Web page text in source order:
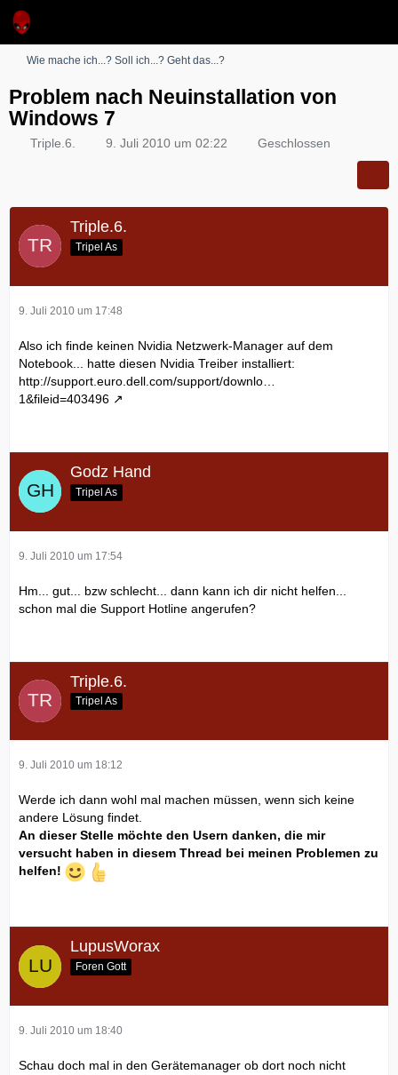
Wie mache ich...? Soll ich...? Geht das...?
Problem nach Neuinstallation von
Windows 7
Triple.6. 9. Juli 2010 um 02:22 Geschlossen
Triple.6.
Tripel As
9. Juli 2010 um 17:48
Also ich finde keinen Nvidia Netzwerk-Manager auf dem
Notebook... hatte diesen Nvidia Treiber installiert:
http://support.euro.dell.com/support/downlo…
1&fileid=403496
Godz Hand
Tripel As
9. Juli 2010 um 17:54
Hm... gut... bzw schlecht... dann kann ich dir nicht helfen...
schon mal die Support Hotline angerufen?
Triple.6.
Tripel As
9. Juli 2010 um 18:12
Werde ich dann wohl mal machen müssen, wenn sich keine
andere Lösung findet.
An dieser Stelle möchte den Usern danken, die mir
versucht haben in diesem Thread bei meinen Problemen zu
helfen!
LupusWorax
Foren Gott
9. Juli 2010 um 18:40
Schau doch mal in den Gerätemanager ob dort noch nicht